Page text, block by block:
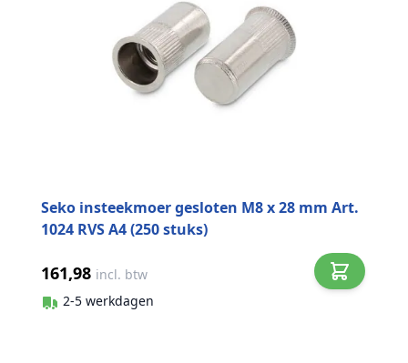
Seko insteekmoer gesloten M8 x 28 mm Art.
1024 RVS A4 (250 stuks)
161,98 incl. btw
2-5 werkdagen